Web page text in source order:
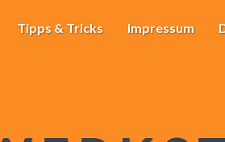
Tipps & Tricks Impressum